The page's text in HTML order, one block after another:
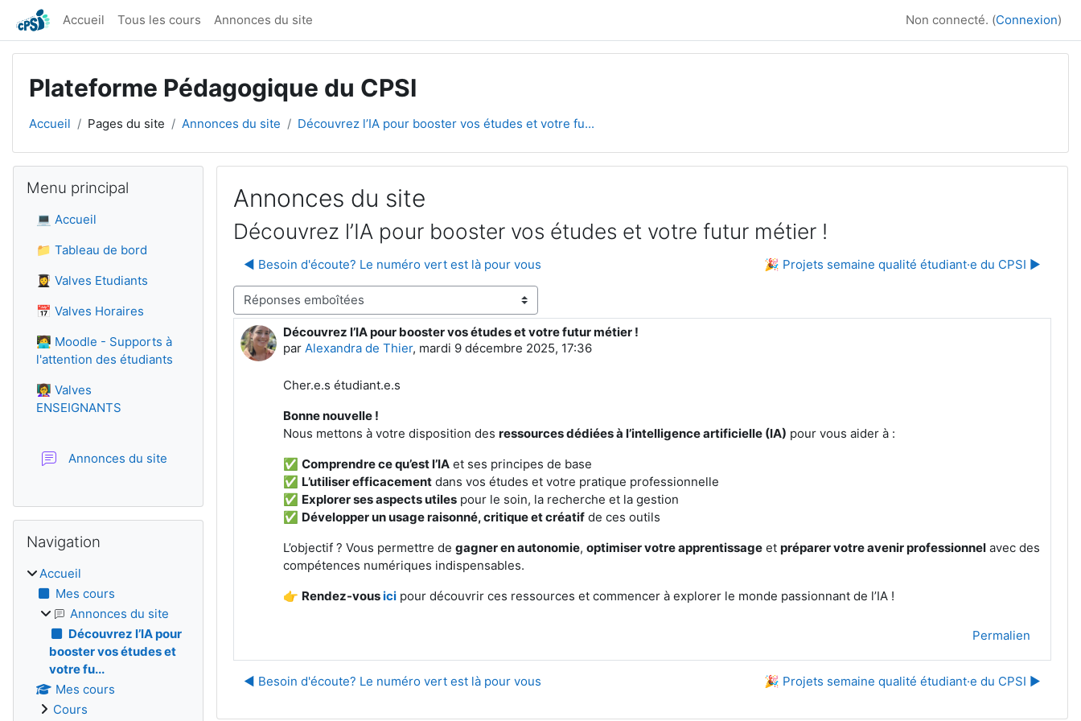
Passer au contenu principal
Accueil Tous les cours Annonces du site Non connecté. (Connexion)
Plateforme Pédagogique du CPSI
Accueil Pages du site Annonces du site Découvrez l’IA pour booster vos études et votre fu...
Annonces du site
Découvrez l’IA pour booster vos études et votre futur métier !
◀︎ Besoin d'écoute? Le numéro vert est là pour vous
🎉 Projets semaine qualité étudiant·e du CPSI ▶︎
Type d’affichage
Découvrez l’IA pour booster vos études et votre futur métier !
par Alexandra de Thier, mardi 9 décembre 2025, 17:36
Nombre de réponses : 0
Cher.e.s étudiant.e.s
Bonne nouvelle !
Nous mettons à votre disposition des ressources dédiées à l’intelligence artificielle (IA) pour vous aider à :
✅ Comprendre ce qu’est l’IAet ses principes de base
✅ L’utiliser efficacementdans vos études et votre pratique professionnelle
✅ Explorer ses aspects utilespour le soin, la recherche et la gestion
✅ Développer un usage raisonné, critique et créatifde ces outils
L’objectif ? Vous permettre de gagner en autonomie, optimiser votre apprentissageet préparer votre avenir professionnelavec des
compétences numériques indispensables.
👉 Rendez-vousicipour découvrir ces ressources et commencer à explorer le monde passionnant de l’IA !
Permalien
◀︎ Besoin d'écoute? Le numéro vert est là pour vous 🎉 Projets semaine qualité étudiant·e du CPSI ▶︎
Blocs
Menu principal
💻 Accueil
📁 Tableau de bord
👩‍🎓 Valves Etudiants
📅 Valves Horaires
🧑‍💻 Moodle - Supports à
l'attention des étudiants
👩‍🏫 Valves
ENSEIGNANTS
Annonces du site
Navigation
Accueil
Mes cours
Annonces du site
Découvrez l’IA pour
booster vos études et
votre fu...
Mes cours
Cours